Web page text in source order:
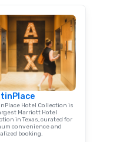
Hotel Collection is
Marriott Hotel
in Texas, curated for
convenience and
booking.